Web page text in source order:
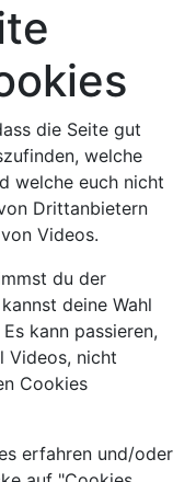
die Seite gut
welche
welche euch nicht
Drittanbietern
Videos.
du der
deine Wahl
kann passieren,
Videos, nicht
Cookies
erfahren und/oder